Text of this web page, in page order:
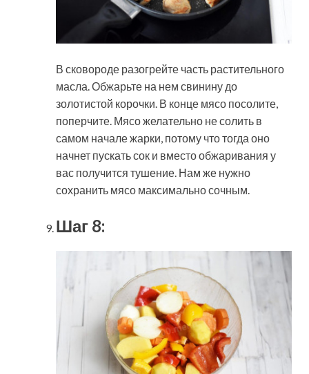
В сковороде разогрейте часть растительного
масла. Обжарьте на нем свинину до
золотистой корочки. В конце мясо посолите,
поперчите. Мясо желательно не солить в
самом начале жарки, потому что тогда оно
начнет пускать сок и вместо обжаривания у
вас получится тушение. Нам же нужно
сохранить мясо максимально сочным.
Шаг 8: